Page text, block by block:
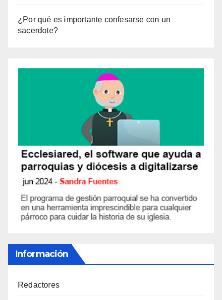
¿Por qué es importante confesarse con un
sacerdote?
Información
Redactores